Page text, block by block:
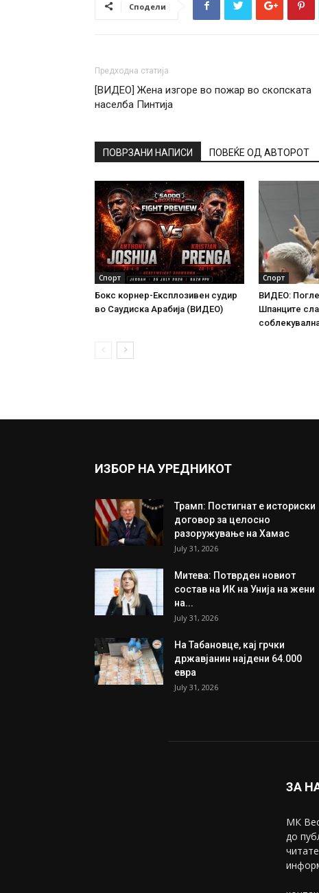
Сподели
Предходна статија
[ВИДЕО] Жена изгоре во пожар во скопската
населба Пинтија
ПОВРЗАНИ НАПИСИ ПОВЕЌЕ ОД АВТОРОТ
Спорт
Бокс корнер-Експлозивен судир
во Саудиска Арабија (ВИДЕО)
Спорт
ВИДЕО:
Шпанците
ИЗБОР НА УРЕДНИКОТ
Трамп: Постигнат е историски
договор за целосно
разоружување на Хамас
July 31, 2026
Митева: Потврден новиот
состав на ИК на Унија на жени
на...
July 31, 2026
На Табановце, кај грчки
државјанин најдени 64.000
евра
July 31, 2026
ЗА
МК
до